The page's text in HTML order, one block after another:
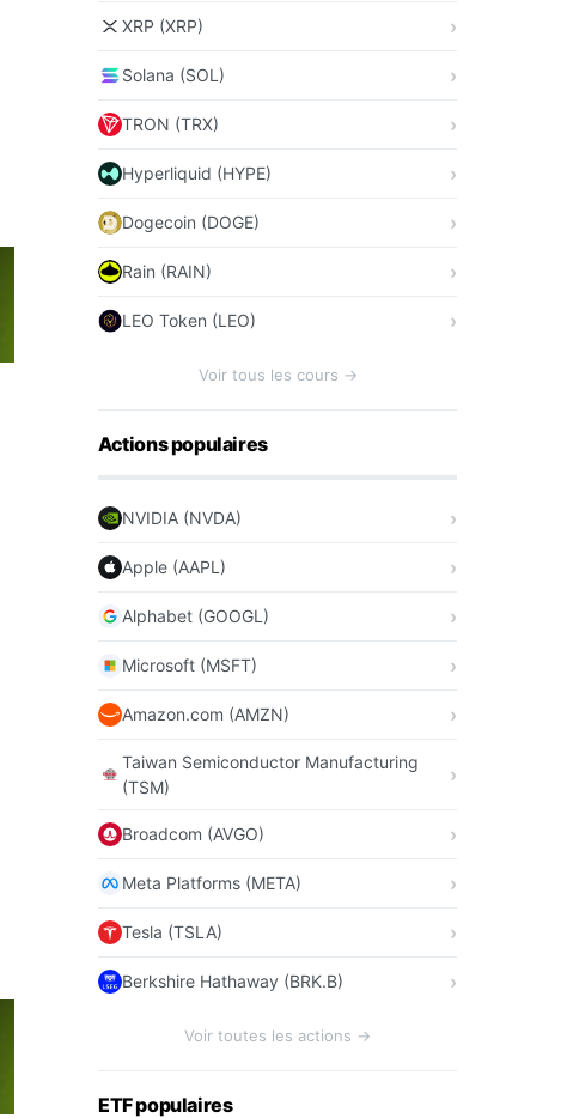
XRP (XRP)
Solana (SOL)
TRON (TRX)
Hyperliquid (HYPE)
Dogecoin (DOGE)
Rain (RAIN)
LEO Token (LEO)
Voir tous les cours →
Actions populaires
NVIDIA (NVDA)
Apple (AAPL)
Alphabet (GOOGL)
Microsoft (MSFT)
Amazon.com (AMZN)
Taiwan Semiconductor Manufacturing
(TSM)
Broadcom (AVGO)
Meta Platforms (META)
Tesla (TSLA)
Berkshire Hathaway (BRK.B)
Voir toutes les actions →
ETF populaires